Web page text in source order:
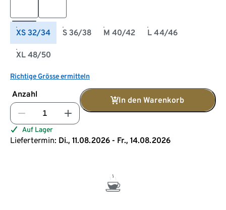
XS 32/34 S 36/38 M 40/42 L 44/46
XL 48/50
Richtige Grösse ermitteln
Anzahl
In den Warenkorb
Auf Lager
Liefertermin: Di., 11.08.2026 - Fr., 14.08.2026